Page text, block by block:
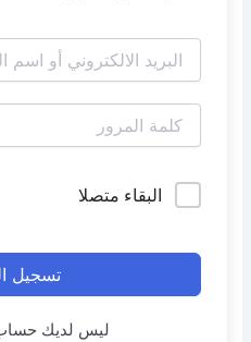
البقاء متصلا
تسجيل
ليس لديك